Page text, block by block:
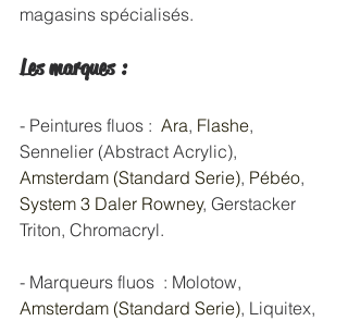
magasins spécialisés.
Les marques :
- Peintures fluos : Ara, Flashe,
Sennelier (Abstract Acrylic),
Amsterdam (Standard Serie), Pébéo,
System 3 Daler Rowney, Gerstacker
Triton, Chromacryl.
- Marqueurs fluos  : Molotow,
Amsterdam (Standard Serie), Liquitex,